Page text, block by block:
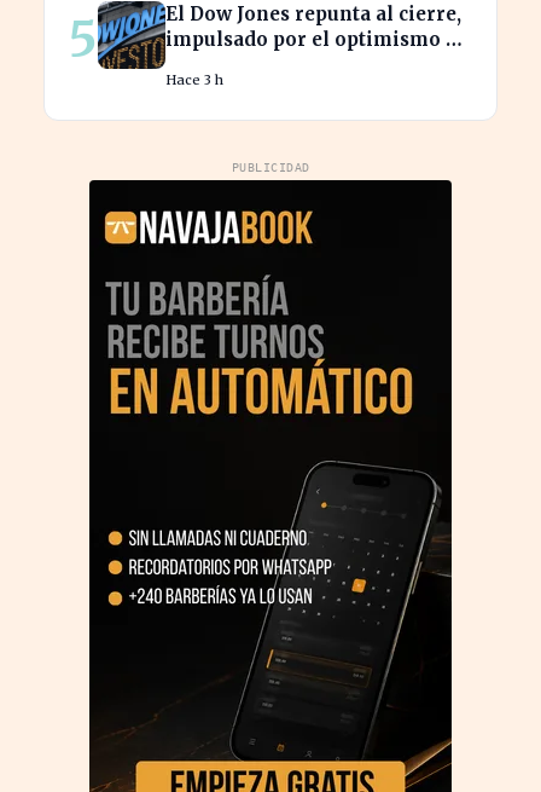
5
El Dow Jones repunta al cierre,
impulsado por el optimismo en
Hace 3 h
PUBLICIDAD